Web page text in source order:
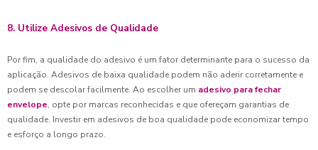
8. Utilize Adesivos de Qualidade
Por fim, a qualidade do adesivo é um fator determinante para o sucesso da
aplicação. Adesivos de baixa qualidade podem não aderir corretamente e
podem se descolar facilmente. Ao escolher um adesivo para fechar
envelope, opte por marcas reconhecidas e que ofereçam garantias de
qualidade. Investir em adesivos de boa qualidade pode economizar tempo
e esforço a longo prazo.